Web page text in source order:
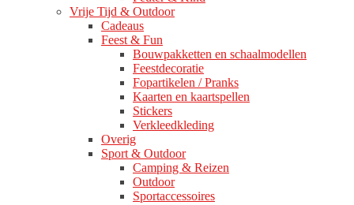
Vrije Tijd & Outdoor
Cadeaus
Feest & Fun
Bouwpakketten en schaalmodellen
Feestdecoratie
Fopartikelen / Pranks
Kaarten en kaartspellen
Stickers
Verkleedkleding
Overig
Sport & Outdoor
Camping & Reizen
Outdoor
Sportaccessoires